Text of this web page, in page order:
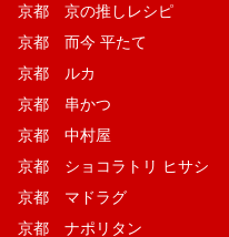
京都 京の推しレシピ
京都 而今 平たて
京都 ルカ
京都 串かつ
京都 中村屋
京都 ショコラトリ ヒサシ
京都 マドラグ
京都 ナポリタン